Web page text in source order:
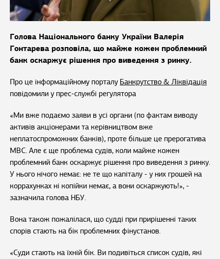
Голова Національного банку України Валерія
Гонтарева розповіла, що майже кожен проблемний
банк оскаржує рішення про виведення з ринку.
Про це інформаційному порталу Банкрутство & Ліквідація
повідомили у прес-службі регулятора
«Ми вже подаємо заяви в усі органи (по фактам виводу
активів акціонерами та керівництвом вже
неплатоспроможних банків), проте більше це прерогатива
МВС. Але є ще проблема судів, коли майже кожен
проблемний банк оскаржує рішення про виведення з ринку.
У нього нічого немає: не те що капіталу - у них грошей на
коррахунках ні копійки немає, а вони оскаржують!», -
зазначила голова НБУ.
Вона також пожалілася, що судді при прирішенні таких
спорів стають на бік проблемних фінустанов.
«Суди стають на їхній бік. Ви подивіться список судів, які